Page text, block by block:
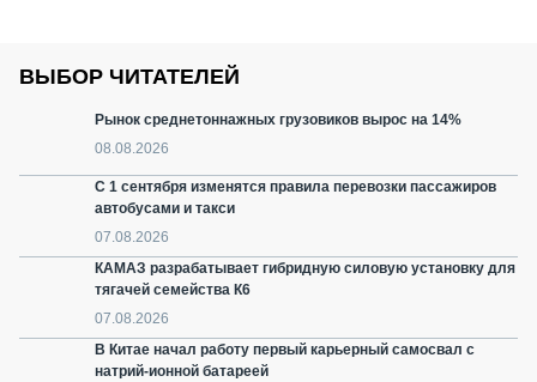
ВЫБОР ЧИТАТЕЛЕЙ
Рынок среднетоннажных грузовиков вырос на 14%
08.08.2026
С 1 сентября изменятся правила перевозки пассажиров
автобусами и такси
07.08.2026
КАМАЗ разрабатывает гибридную силовую установку для
тягачей семейства К6
07.08.2026
В Китае начал работу первый карьерный самосвал с
натрий-ионной батареей